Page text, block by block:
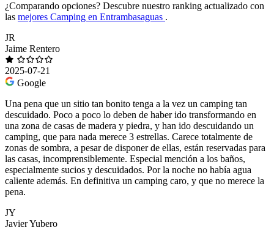
¿Comparando opciones? Descubre nuestro ranking actualizado con
las mejores Camping en Entrambasaguas .
JR
Jaime Rentero
2025-07-21
Google
Una pena que un sitio tan bonito tenga a la vez un camping tan
descuidado. Poco a poco lo deben de haber ido transformando en
una zona de casas de madera y piedra, y han ido descuidando un
camping, que para nada merece 3 estrellas. Carece totalmente de
zonas de sombra, a pesar de disponer de ellas, están reservadas para
las casas, incomprensiblemente. Especial mención a los baños,
especialmente sucios y descuidados. Por la noche no había agua
caliente además. En definitiva un camping caro, y que no merece la
pena.
JY
Javier Yubero